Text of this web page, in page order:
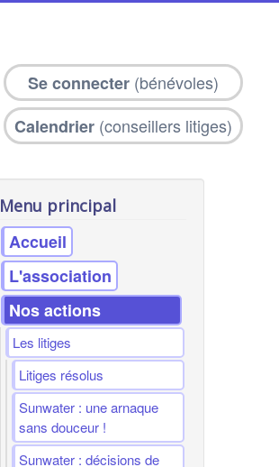
Se connecter (bénévoles)
Calendrier (conseillers litiges)
Menu principal
Accueil
L'association
Nos actions
Les litiges
Litiges résolus
Sunwater : une arnaque
sans douceur !
Sunwater : décisions de